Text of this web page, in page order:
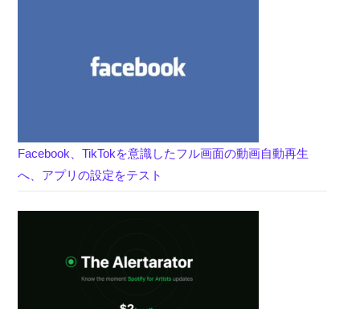
Facebook、TikTokを意識したフル画面の動画自動再生
へ、アプリの設定をテスト